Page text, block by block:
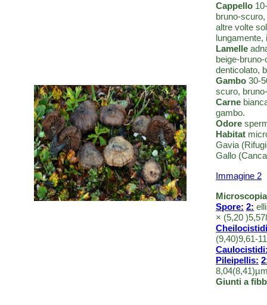
Cappello
bruno-
altre volte
lungamente,
Lamelle
beige-
denticolato,
Gambo 30-
scuro,
Carne
gambo.
Odore
Habitat
Gavia
Gallo
Immagine 2
Spore: 2:
× (5,20
(9,40)9,61-
Pileipellis:
Giunti a